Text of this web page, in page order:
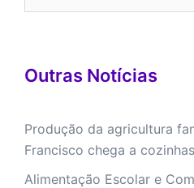
Outras Notícias
Produção da agricultura
Francisco chega a
Alimentação Escolar e